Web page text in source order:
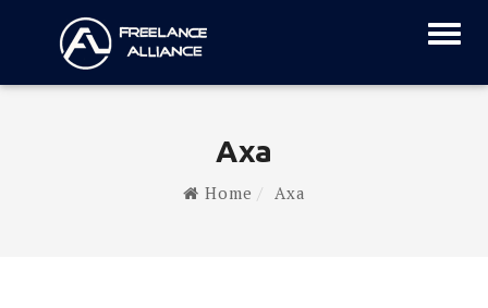
Axa
Home Axa